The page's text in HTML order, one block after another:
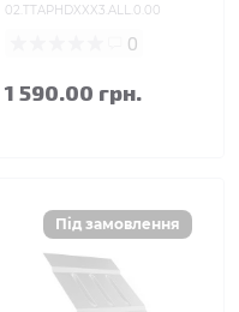
02.TTAPHDXXX3.ALL.0.00
0
1 590.00 грн.